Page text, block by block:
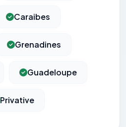
Caraibes
Grenadines
Guadeloupe
Privative